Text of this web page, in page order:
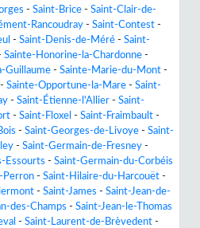
- Saint-Brice - Saint-Clair-de-
Rancoudray - Saint-Contest -
- Saint-Denis-de-Méré - Saint-
Sainte-Honorine-la-Chardonne -
Guillaume - Sainte-Marie-du-Mont -
- Sainte-Opportune-la-Mare - Saint-
- Saint-Étienne-l'Allier - Saint-
- Saint-Floxel - Saint-Fraimbault -
- Saint-Georges-de-Livoye - Saint-
- Saint-Germain-de-Fresney -
Essourts - Saint-Germain-du-Corbéis
Perron - Saint-Hilaire-du-Harcouët -
- Saint-James - Saint-Jean-de-
des-Champs - Saint-Jean-le-Thomas
- Saint-Laurent-de-Brèvedent -